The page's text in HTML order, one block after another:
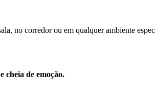
no corredor ou em qualquer ambiente
cheia de emoção.